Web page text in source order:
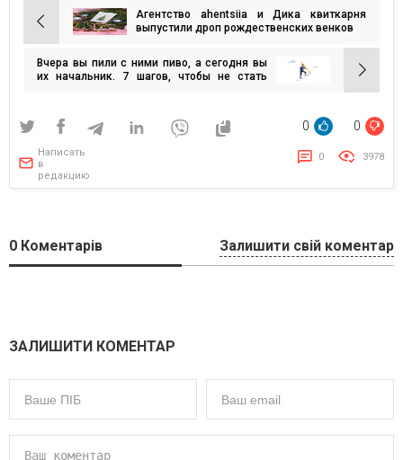
Навигация
по
записям
Агентство ahentsiia и Дика квиткарня
выпустили дроп рождественских венков
Вчера вы пили с ними пиво, а сегодня вы
их начальник. 7 шагов, чтобы не стать
0 0
Написать
в
редакцию
0 3978
0 Коментарів Залишити свій коментар
ЗАЛИШИТИ КОМЕНТАР